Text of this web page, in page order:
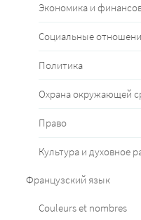
Экономика и
Социальные
Политика
Охрана окружающей
Право
Культура и духовное
Французский язык
Couleurs et nombres